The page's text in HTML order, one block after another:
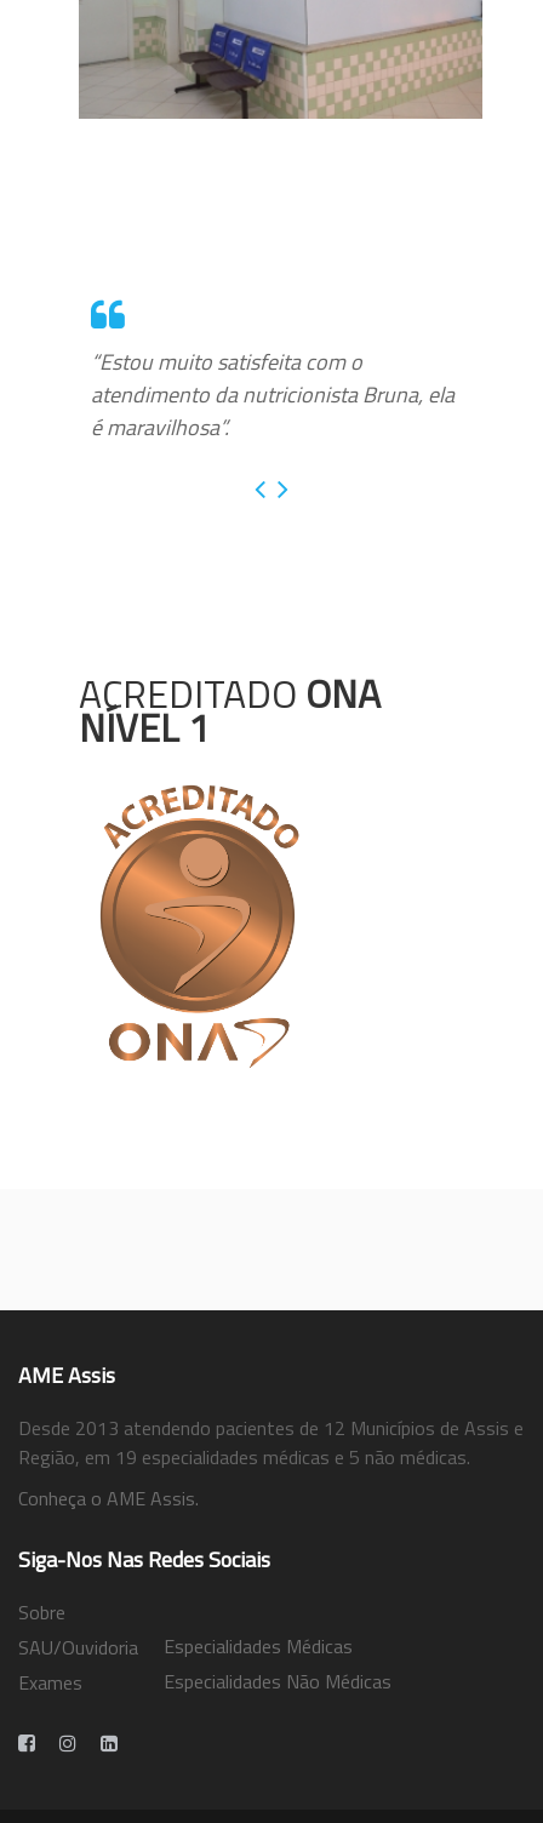
“Estou muito satisfeita com o
atendimento da nutricionista Bruna, ela
é maravilhosa”.
ACREDITADO ONA
NÍVEL 1
AME Assis
Desde 2013 atendendo pacientes de 12 Municípios de Assis e
Região, em 19 especialidades médicas e 5 não médicas.
Conheça o AME Assis.
Siga-Nos Nas Redes Sociais
Sobre
SAU/Ouvidoria
Exames
Especialidades Médicas
Especialidades Não Médicas